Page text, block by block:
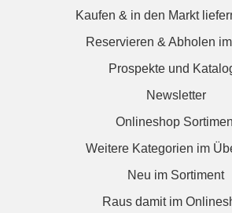
Kaufen & in den Markt
Reservieren & Abholen
Prospekte und
Newsletter
Onlineshop
Weitere Kategorien im
Neu im Sortiment
Raus damit im